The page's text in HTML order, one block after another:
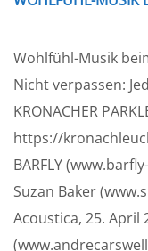
Wohlfühl-Musik
Nicht verpassen:
KRONACHER
https://
BARFLY
Suzan Baker
Acoustica, 25. April